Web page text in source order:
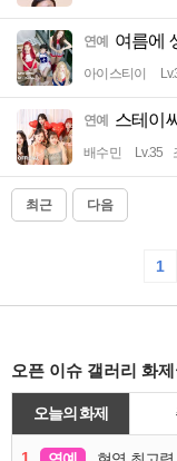
연예 여름에
아이스티이
연예 스테이
배수민 Lv.35
최근 다음
1
오픈 이슈 갤러리 화
오늘의 화제